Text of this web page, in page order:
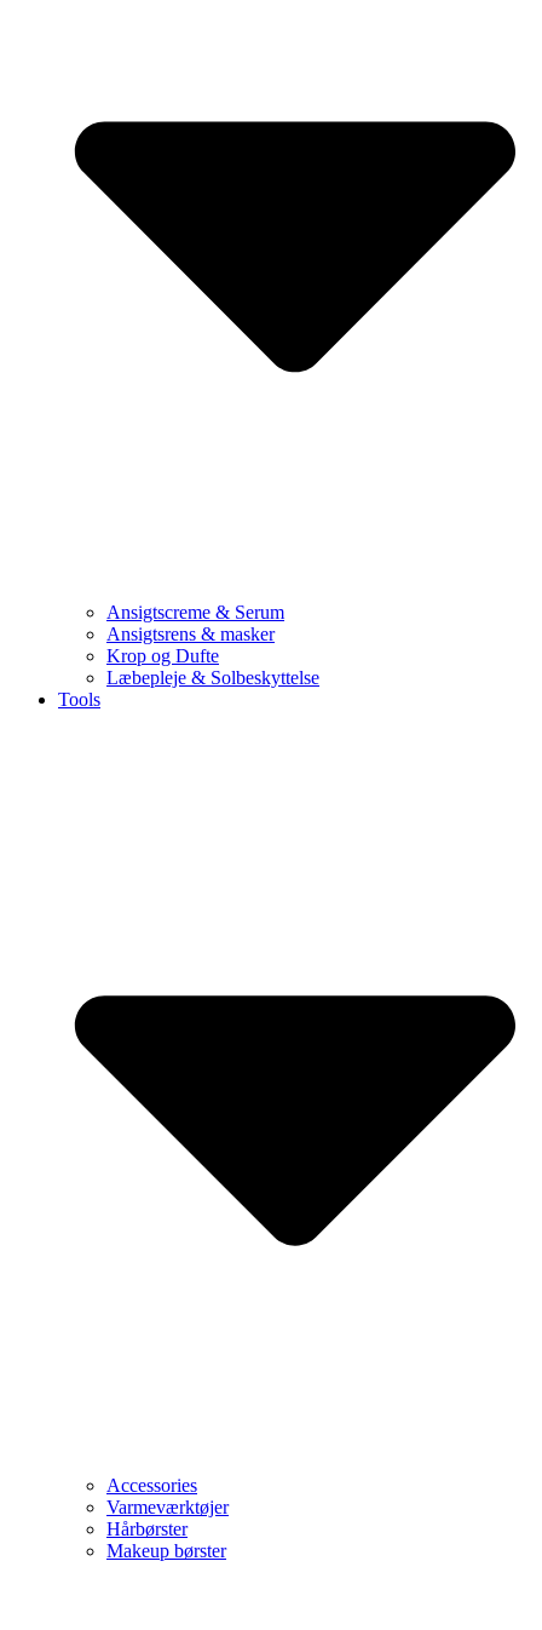
Ansigtscreme & Serum
Ansigtsrens & masker
Krop og Dufte
Læbepleje & Solbeskyttelse
Tools
Accessories
Varmeværktøjer
Hårbørster
Makeup børster